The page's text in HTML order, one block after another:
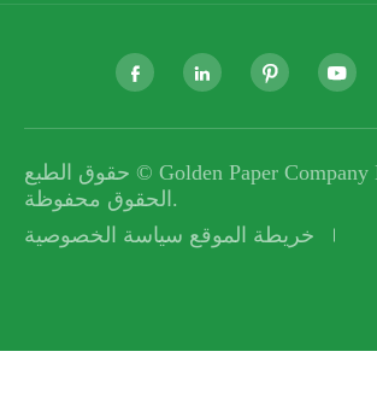
   
حقوق الطبع © Golden Paper
الحقوق محفوظة.
خريطة الموقع سياسة الخصوصية